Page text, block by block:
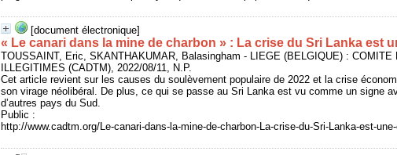
[document électronique]
« Le canari dans la mine de charbon » : La crise du Sri Lanka est
TOUSSAINT, Eric, SKANTHAKUMAR, Balasingham - LIEGE (BELGIQUE) :
ILLEGITIMES (CADTM), 2022/08/11, N.P.
Cet article revient sur les causes du soulèvement populaire de 2022 et la crise
son virage néolibéral. De plus, ce qui se passe au Sri Lanka est vu comme un signe
d’autres pays du Sud.
Public :
http://www.cadtm.org/Le-canari-dans-la-mine-de-charbon-La-crise-du-Sri-Lanka-est-